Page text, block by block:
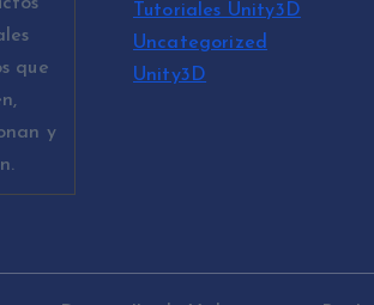
que
y
Tutoriales Unity3D
Uncategorized
Unity3D